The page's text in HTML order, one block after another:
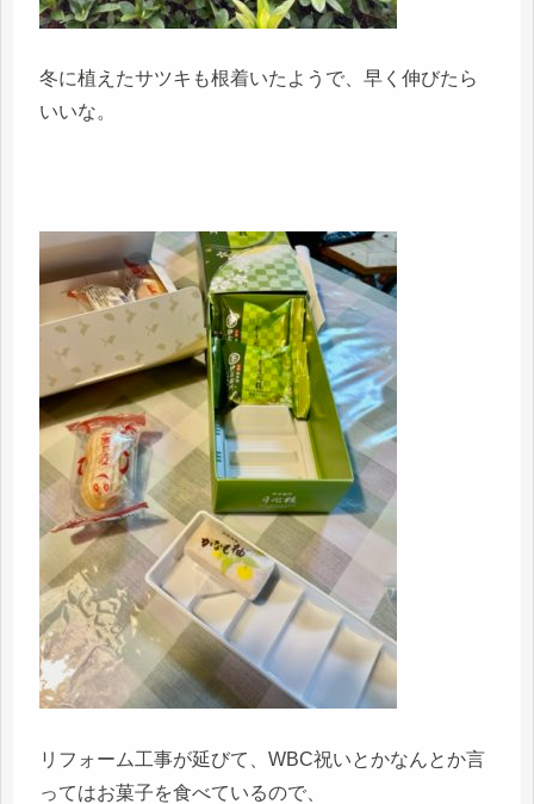
冬に植えたサツキも根着いたようで、早く伸びたら
いいな。
リフォーム工事が延びて、WBC祝いとかなんとか言
ってはお菓子を食べているので、